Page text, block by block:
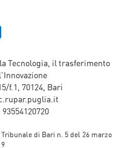
Tecnologia, il trasferimento
f.1, 70124, Bari
di Bari n. 5 del 26 marzo